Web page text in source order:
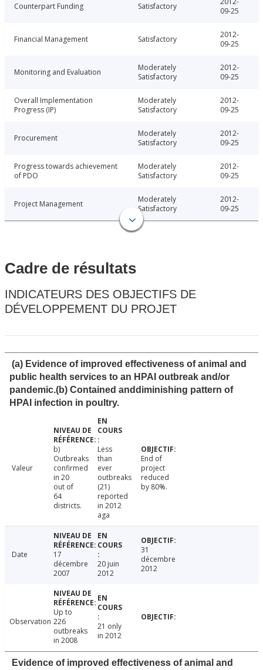
Counterpart Funding Satisfactory
09-25
Financial Management Satisfactory
2012-
09-25
Monitoring and Evaluation
Moderately
Satisfactory
2012-
09-25
Overall Implementation
Progress (IP)
Moderately
Satisfactory
2012-
09-25
Procurement
Moderately
Satisfactory
2012-
09-25
Progress towards achievement
of PDO
Moderately
Satisfactory
2012-
09-25
Project Management
Moderately
Satisfactory
2012-
09-25
Cadre de résultats
INDICATEURS DES OBJECTIFS DE
DÉVELOPPEMENT DU PROJET
(a) Evidence of improved effectiveness of animal and
public health services to an HPAI outbreak and/or
pandemic.(b) Contained anddiminishing pattern of
HPAI infection in poultry.
Valeur
b)
Outbreaks
confirmed
in 20
out of
64
districts.
Less
than
ever
outbreaks
(21)
reported
in 2012
aga
End of
project
reduced
by 80%.
Date
17
décembre
2007
20 juin
2012
31
décembre
2012
Observation
Up to
226
outbreaks
in 2008
21 only
in 2012
Evidence of improved effectiveness of animal and